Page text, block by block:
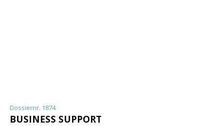
Dossiernr. 1874
BUSINESS SUPPORT